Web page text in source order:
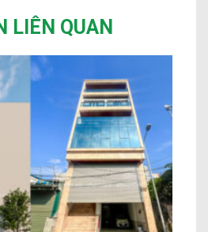
LIÊN QUAN
Văn Phòng Anh Phùng
An Khánh